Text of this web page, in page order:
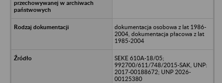
dokumentacja osobowa z lat 1986-
2004, dokumentacja płacowa z lat
1985-2004
SEKE 610A-18/05;
992700/611/748/2015-SAK, UNP:
2017-00188672; UNP 2026-
00125380